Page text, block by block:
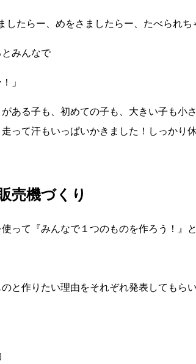
したらー、めをさましたらー、たべられち
みんなで
」
ある子も、初めての子も、大きい子も小
って汗もいっぱいかきました！しっかり
売機づくり
って『みんなで１つのものを作ろう！』
と作りたい理由をそれぞれ発表してもら